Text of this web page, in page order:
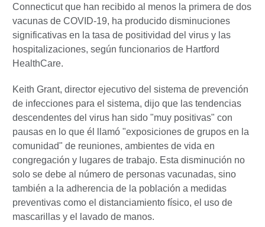
Connecticut que han recibido al menos la primera de dos
vacunas de COVID-19, ha producido disminuciones
significativas en la tasa de positividad del virus y las
hospitalizaciones, según funcionarios de Hartford
HealthCare.
Keith Grant, director ejecutivo del sistema de prevención
de infecciones para el sistema, dijo que las tendencias
descendentes del virus han sido "muy positivas" con
pausas en lo que él llamó "exposiciones de grupos en la
comunidad" de reuniones, ambientes de vida en
congregación y lugares de trabajo. Esta disminución no
solo se debe al número de personas vacunadas, sino
también a la adherencia de la población a medidas
preventivas como el distanciamiento físico, el uso de
mascarillas y el lavado de manos.